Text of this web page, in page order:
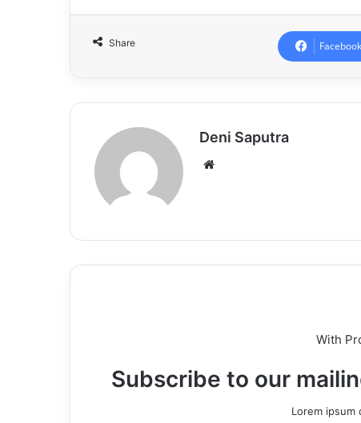
Share Facebook
Deni Saputra
With
Subscribe to our
Lorem ipsum